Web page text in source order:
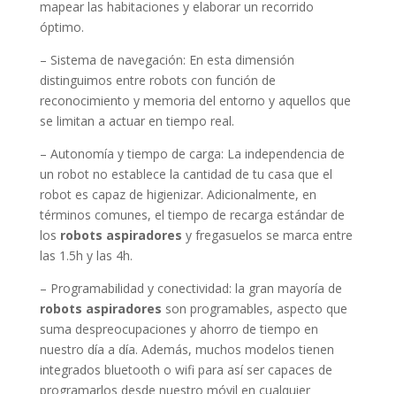
mapear las habitaciones y elaborar un recorrido
óptimo.
– Sistema de navegación: En esta dimensión
distinguimos entre robots con función de
reconocimiento y memoria del entorno y aquellos que
se limitan a actuar en tiempo real.
– Autonomía y tiempo de carga: La independencia de
un robot no establece la cantidad de tu casa que el
robot es capaz de higienizar. Adicionalmente, en
términos comunes, el tiempo de recarga estándar de
los robots aspiradores y fregasuelos se marca entre
las 1.5h y las 4h.
– Programabilidad y conectividad: la gran mayoría de
robots aspiradores son programables, aspecto que
suma despreocupaciones y ahorro de tiempo en
nuestro día a día. Además, muchos modelos tienen
integrados bluetooth o wifi para así ser capaces de
programarlos desde nuestro móvil en cualquier